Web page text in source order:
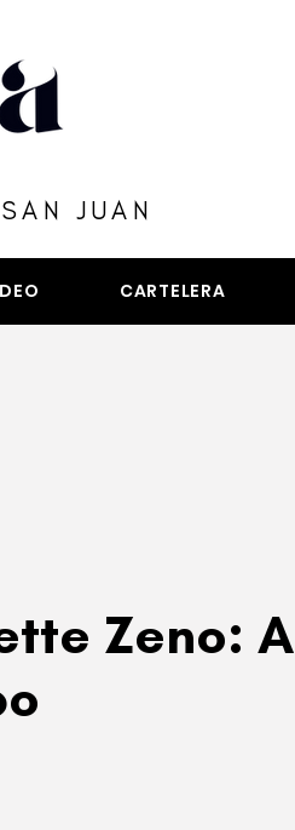
JUAN
CARTELERA
Zeno: A